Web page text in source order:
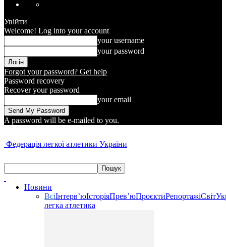
Увійти
Welcome! Log into your account
your username
your password
Forgot your password? Get help
Password recovery
Recover your password
your email
A password will be e-mailed to you.
Федерація легкої атлетики України
Новини
ВсіІнтерв’юІсторіяПрев’юПроєктиРепортажіСвіт
легка атлетика